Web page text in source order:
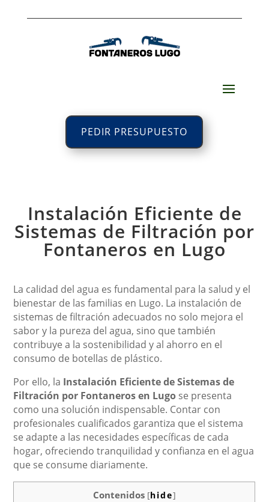
PEDIR PRESUPUESTO
Instalación Eficiente de
Sistemas de Filtración por
Fontaneros en Lugo
La calidad del agua es fundamental para la salud y el
bienestar de las familias en Lugo. La instalación de
sistemas de filtración adecuados no solo mejora el
sabor y la pureza del agua, sino que también
contribuye a la sostenibilidad y al ahorro en el
consumo de botellas de plástico.
Por ello, la Instalación Eficiente de Sistemas de
Filtración por Fontaneros en Lugo se presenta
como una solución indispensable. Contar con
profesionales cualificados garantiza que el sistema
se adapte a las necesidades específicas de cada
hogar, ofreciendo tranquilidad y confianza en el agua
que se consume diariamente.
Contenidos [hide]